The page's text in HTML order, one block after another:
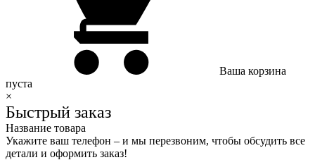
Ваша корзина
пуста
×
Быстрый заказ
Название товара
Укажите ваш телефон – и мы перезвоним, чтобы обсудить все
детали и оформить заказ!